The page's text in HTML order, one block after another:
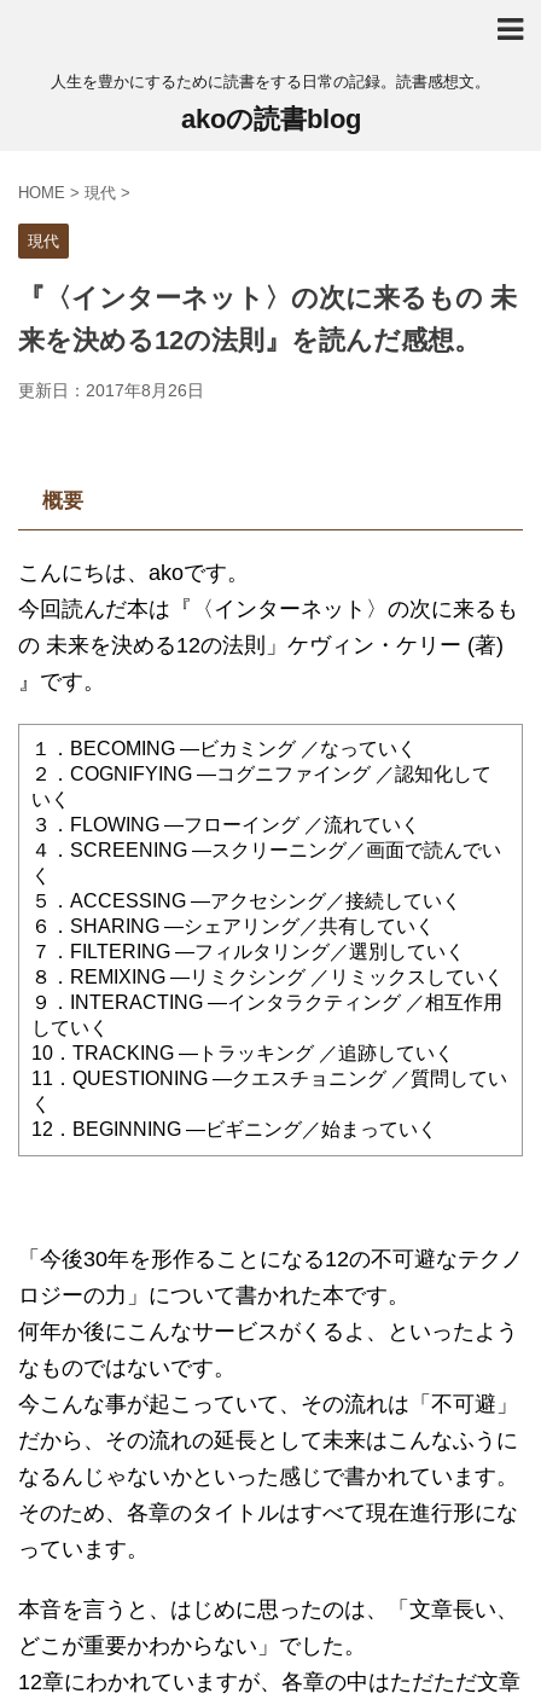
人生を豊かにするために読書をする日常の記録。読書感想文。
akoの読書blog
HOME > 現代 >
現代
『〈インターネット〉の次に来るもの 未
来を決める12の法則』を読んだ感想。
更新日： 2017年8月26日
概要
こんにちは、akoです。
今回読んだ本は『〈インターネット〉の次に来るも
の 未来を決める12の法則」ケヴィン・ケリー (著)
』です。
１．BECOMING —ビカミング ／なっていく
２．COGNIFYING —コグニファイング ／認知化して
いく
３．FLOWING —フローイング ／流れていく
４．SCREENING —スクリーニング／画面で読んでい
く
５．ACCESSING —アクセシング／接続していく
６．SHARING —シェアリング／共有していく
７．FILTERING —フィルタリング／選別していく
８．REMIXING —リミクシング ／リミックスしていく
９．INTERACTING —インタラクティング ／相互作用
していく
10．TRACKING —トラッキング ／追跡していく
11．QUESTIONING —クエスチョニング ／質問してい
く
12．BEGINNING —ビギニング／始まっていく
「今後30年を形作ることになる12の不可避なテクノ
ロジーの力」について書かれた本です。
何年か後にこんなサービスがくるよ、といったよう
なものではないです。
今こんな事が起こっていて、その流れは「不可避」
だから、その流れの延長として未来はこんなふうに
なるんじゃないかといった感じで書かれています。
そのため、各章のタイトルはすべて現在進行形にな
っています。
本音を言うと、はじめに思ったのは、「文章長い、
どこが重要かわからない」でした。
12章にわかれていますが、各章の中はただただ文章